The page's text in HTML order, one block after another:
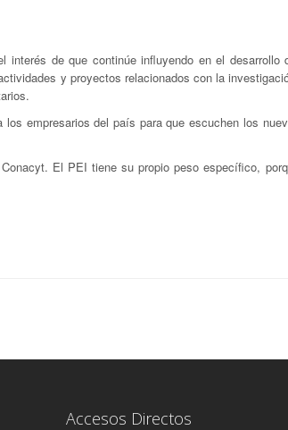
interés de que continúe influyendo en el desarrollo
y proyectos relacionados con la
empresarios del país para que escuchen los
El PEI tiene su propio peso específico,
Accesos Directos